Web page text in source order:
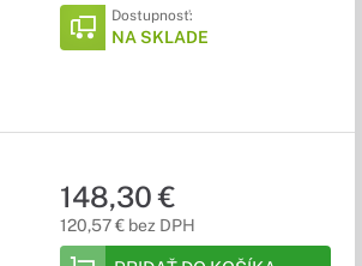
Dostupnosť:
NA SKLADE
148,30 €
120,57 € bez DPH